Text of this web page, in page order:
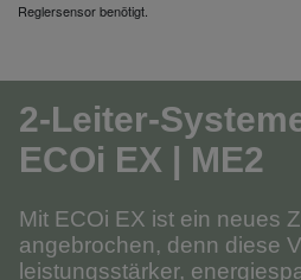
Reglersensor benötigt.
2-Leiter-
ECOi EX | ME2
Mit ECOi EX ist ein neues
angebrochen, denn diese
leistungsstärker,